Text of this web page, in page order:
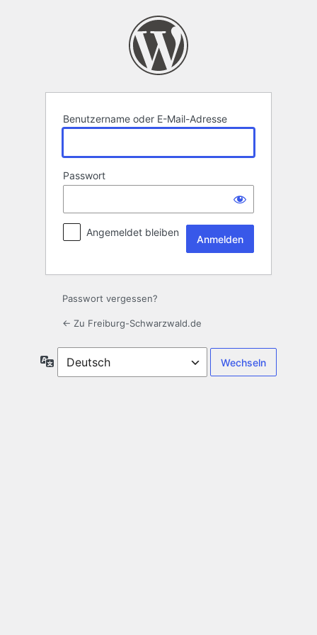
Benutzername oder E-Mail-Adresse
Passwort
Angemeldet bleiben
Passwort vergessen?
← Zu Freiburg-Schwarzwald.de
Sprache